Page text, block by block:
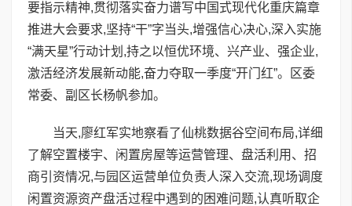
要指示精神,贯彻落实奋力谱写中国式现代化重庆篇章
推进大会要求,坚持“干”字当头,增强信心决心,深入实施
“满天星”行动计划,持之以恒优环境、兴产业、强企业,
激活经济发展新动能,奋力夺取一季度“开门红”。区委
常委、副区长杨帆参加。
当天,廖红军实地察看了仙桃数据谷空间布局,详细
了解空置楼宇、闲置房屋等运营管理、盘活利用、招
商引资情况,与园区运营单位负责人深入交流,现场调度
闲置资源资产盘活过程中遇到的困难问题,认真听取企